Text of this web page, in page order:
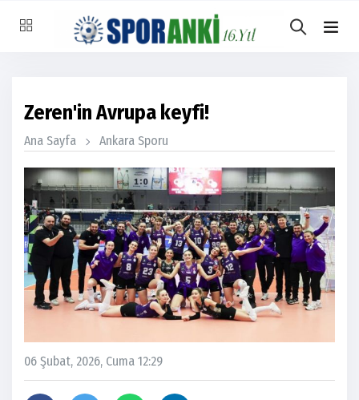
Zeren'in Avrupa keyfi!
Ana Sayfa Ankara Sporu
06 Şubat, 2026, Cuma 12:29